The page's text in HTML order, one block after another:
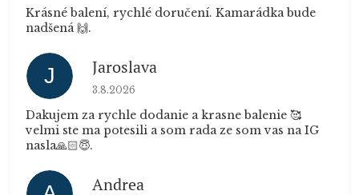
Krásné balení, rychlé doručení. Kamarádka bude
nadšená 🙌.
J Jaroslava
Hodnocení obchodu je 5 z 5 hvězdiček.
3.8.2026
Dakujem za rychle dodanie a krasne balenie 🥰
velmi ste ma potesili a som rada ze som vas na IG
nasla🙏🏻😇.
Andrea